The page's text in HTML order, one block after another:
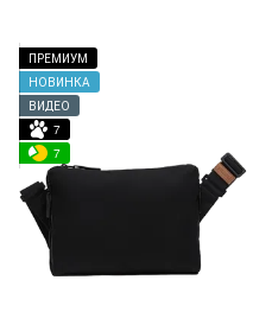
ПРЕМИУМ
НОВИНКА
ВИДЕО
7
7